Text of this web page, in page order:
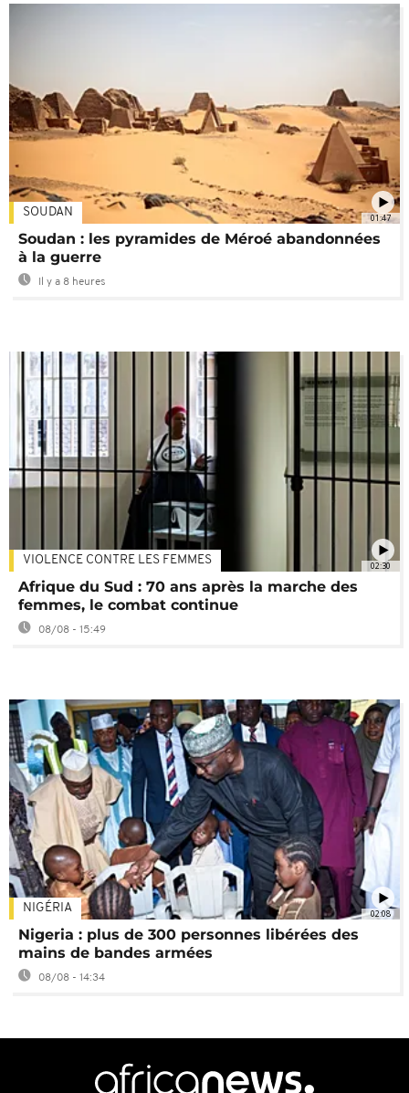
01:47
SOUDAN
Soudan : les pyramides de Méroé abandonnées
à la guerre
Il y a 8 heures
02:30
VIOLENCE CONTRE LES FEMMES
Afrique du Sud : 70 ans après la marche des
femmes, le combat continue
08/08 - 15:49
02:08
NIGÉRIA
Nigeria : plus de 300 personnes libérées des
mains de bandes armées
08/08 - 14:34